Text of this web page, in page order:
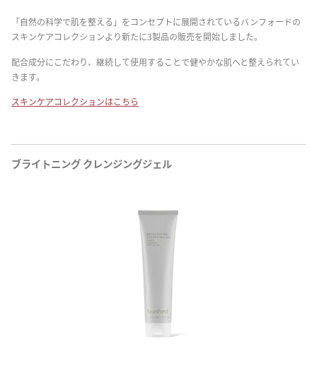
「自然の科学で肌を整える」をコンセプトに展開されているバンフォードの
スキンケアコレクションより新たに3製品の販売を開始しました。
配合成分にこだわり、継続して使用することで健やかな肌へと整えられてい
きます。
スキンケアコレクションはこちら
ブライトニング クレンジングジェル